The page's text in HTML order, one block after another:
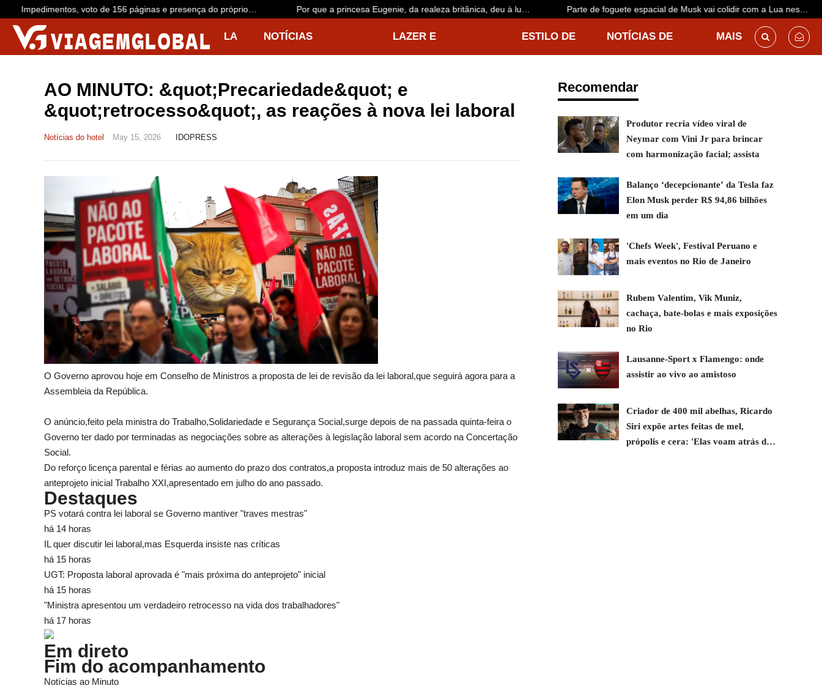
Impedimentos, voto de 156 páginas e presença do próprio
acusado: o que esperar do julgamento de Buzzi
Por que a princesa Eugenie, da realeza britânica, deu à luz
Parte de foguete espacial de Musk vai colidir com a Lua nesta
quarta-feira: saiba a que horas e por que manobra será
LA NOTÍCIAS LAZER E ESTILO DE NOTÍCIAS DE MAIS
AO MINUTO: &quot;Precariedade&quot; e
&quot;retrocesso&quot;, as reações à nova lei laboral
Notícias do hotel May 15, 2026 IDOPRESS
O Governo aprovou hoje em Conselho de Ministros a proposta de lei de revisão da lei laboral,que seguirá agora para a
Assembleia da República.
O anúncio,feito pela ministra do Trabalho,Solidariedade e Segurança Social,surge depois de na passada quinta-feira o
Governo ter dado por terminadas as negociações sobre as alterações à legislação laboral sem acordo na Concertação
Social.
Do reforço licença parental e férias ao aumento do prazo dos contratos,a proposta introduz mais de 50 alterações ao
anteprojeto inicial Trabalho XXI,apresentado em julho do ano passado.
Destaques
PS votará contra lei laboral se Governo mantiver "traves mestras"
há 14 horas
IL quer discutir lei laboral,mas Esquerda insiste nas críticas
há 15 horas
UGT: Proposta laboral aprovada é "mais próxima do anteprojeto" inicial
há 15 horas
"Ministra apresentou um verdadeiro retrocesso na vida dos trabalhadores"
há 17 horas
Em direto
Fim do acompanhamento
Notícias ao Minuto
Recomendar
Produtor recria vídeo viral de
Neymar com Vini Jr para brincar
com harmonização facial; assista
Balanço ‘decepcionante’ da Tesla faz
Elon Musk perder R$ 94,86 bilhões
em um dia
'Chefs Week', Festival Peruano e
mais eventos no Rio de Janeiro
Rubem Valentim, Vik Muniz,
cachaça, bate-bolas e mais exposições
no Rio
Lausanne-Sport x Flamengo: onde
assistir ao vivo ao amistoso
Criador de 400 mil abelhas, Ricardo
Siri expõe artes feitas de mel,
própolis e cera: 'Elas voam atrás de